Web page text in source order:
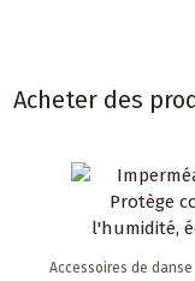
Acheter des
Accessoires de danse